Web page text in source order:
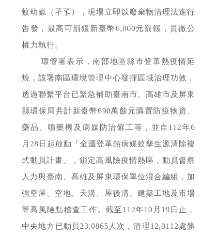
蚊幼蟲（孑孓），現場立即以廢棄物清理法進行
告發，最高可罰鍰新臺幣6,000元罰鍰，貫徹公
權力執行。
環管署表示，南部地區縣市登革熱疫情延
燒，該署南區環境管理中心發揮區域治理功效，
透過聯繫平台已緊急補助臺南市、高雄市及屏東
縣環保局共計新臺幣690萬餘元購置防疫物資、
藥品、噴藥機及病媒防治僱工等，並自112年6
月28日起啟動「全國登革熱病媒蚊孳生源清除複
式動員計畫」，鎖定高風險疫情熱區，動員督察
人力與臺南、高雄及屏東環保單位混合編組，加
強空屋、空地、天溝、屋後溝、建築工地及市場
等高風險點稽查工作。截至112年10月19日止，
中央地方已動員23,0865人次，清理12,0112處髒